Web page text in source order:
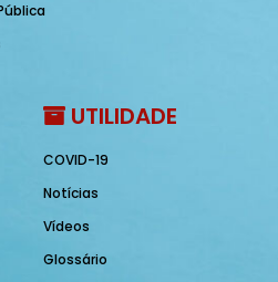
UTILIDADE
COVID-19
Notícias
Vídeos
Glossário